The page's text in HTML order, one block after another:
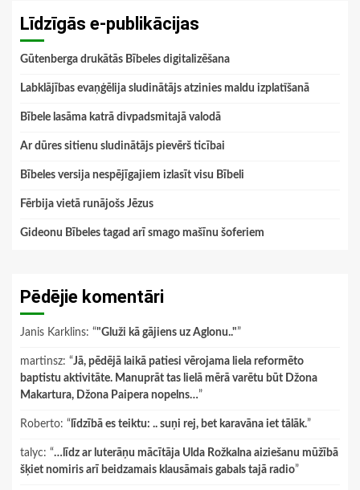
Līdzīgās e-publikācijas
Gūtenberga drukātās Bībeles digitalizēšana
Labklājības evaņģēlija sludinātājs atzinies maldu izplatīšanā
Bībele lasāma katrā divpadsmitajā valodā
Ar dūres sitienu sludinātājs pievērš ticībai
Bībeles versija nespējīgajiem izlasīt visu Bībeli
Fērbija vietā runājošs Jēzus
Gideonu Bībeles tagad arī smago mašīnu šoferiem
Pēdējie komentāri
Janis Karklins: “"Gluži kā gājiens uz Aglonu.."”
martinsz: “Jā, pēdējā laikā patiesi vērojama liela reformēto
baptistu aktivitāte. Manuprāt tas lielā mērā varētu būt Džona
Makartura, Džona Paipera nopelns…”
Roberto: “ līdzībā es teiktu: .. suņi rej, bet karavāna iet tālāk.”
talyc: “…līdz ar luterāņu mācītāja Ulda Rožkalna aiziešanu mūžībā
šķiet nomiris arī beidzamais klausāmais gabals tajā radio”